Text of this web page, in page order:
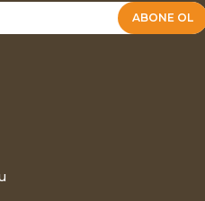
ABONE OL